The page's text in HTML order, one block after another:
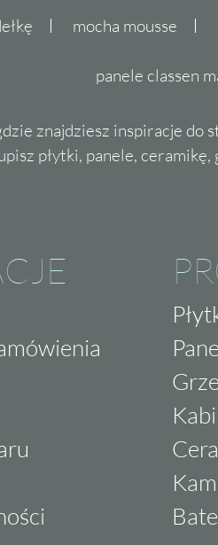
mocha mousse
panele classen
znajdziesz inspiracje do
płytki, panele,